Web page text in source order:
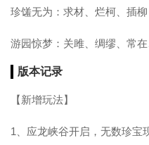
珍馐无为：求材、烂柯、插柳
游园惊梦：关雎、绸缪、常
版本记录
【新增玩法】
1、应龙峡谷开启，无数珍